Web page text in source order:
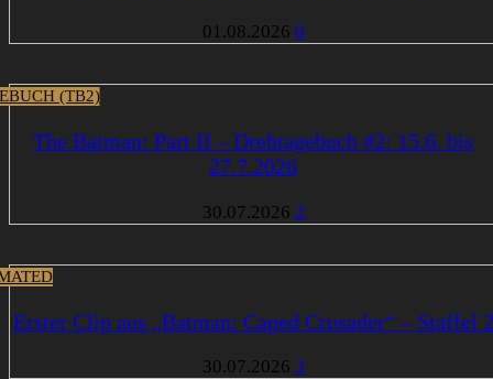
01.08.2026 0
(TB2)
The Batman: Part II – Drehtagebuch #2: 15.6. bis
27.7.2026
30.07.2026 2
Erster Clip aus „Batman: Caped Crusader“ – Staffel 2
30.07.2026 3